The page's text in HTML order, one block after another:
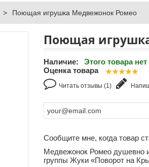
> Поющая игрушка Медвежонок Ромео
Поющая
Наличие:
Этого товара
Оценка товара
Читать отзывы (1)
Сообщите мне, когда товар
Медвежонок Ромео душевно
группы Жуки «Поворот на